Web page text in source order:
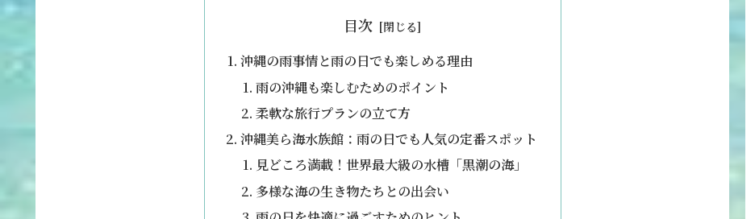
目次
沖縄の雨事情と雨の日でも楽しめる理由
雨の沖縄も楽しむためのポイント
柔軟な旅行プランの立て方
沖縄美ら海水族館：雨の日でも人気の定番スポット
見どころ満載！世界最大級の水槽「黒潮の海」
多様な海の生き物たちとの出会い